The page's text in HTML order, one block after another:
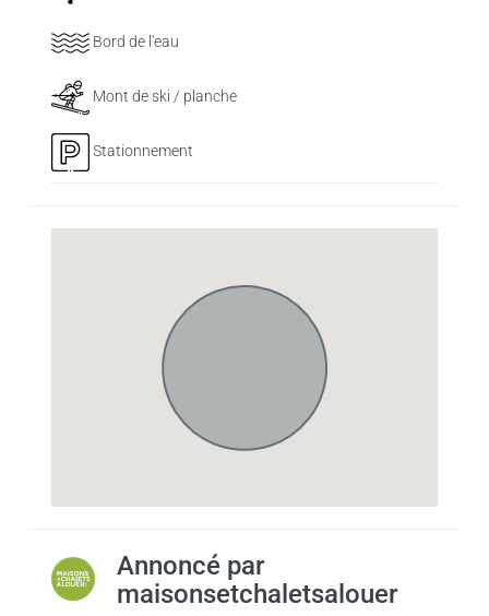
Bord de l'eau
Mont de ski / planche
Stationnement
Annoncé par
maisonsetchaletsalouer